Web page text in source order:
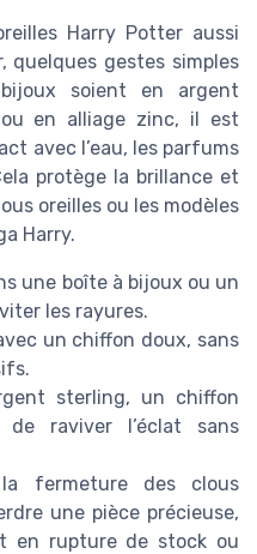
Harry Potter aussi
quelques gestes simples
soient en argent
en alliage zinc, il est
avec l’eau, les parfums
protège la brillance et
oreilles ou les modèles
Harry.
une boîte à bijoux ou un
les rayures.
un chiffon doux, sans
sterling, un chiffon
raviver l’éclat sans
la fermeture des clous
une pièce précieuse,
en rupture de stock ou